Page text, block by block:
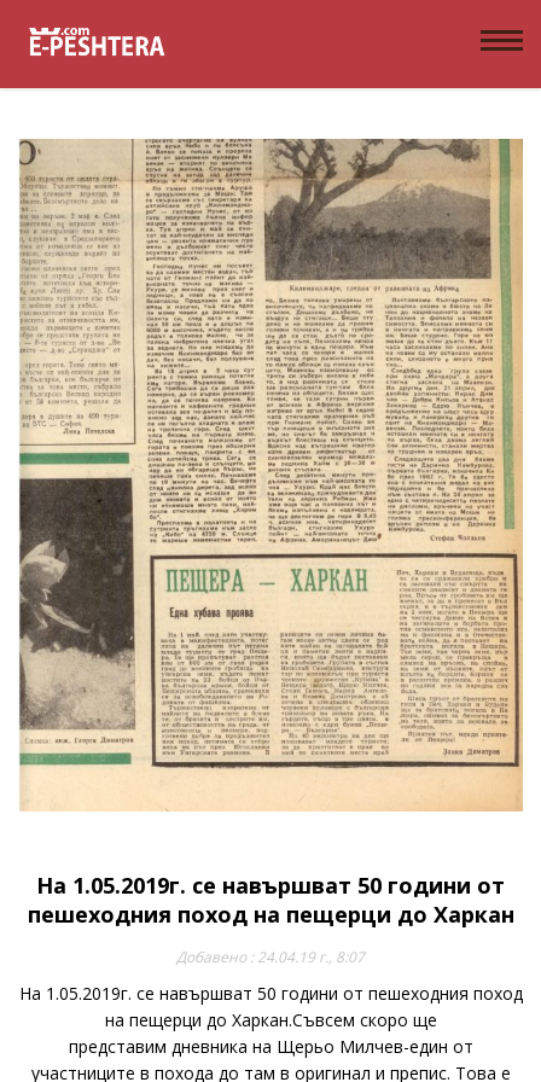
На 1.05.2019г. се навършват 50 години от
пешеходния поход на пещерци до Харкан
Добавено : 24.04.19 г., 8:07
На 1.05.2019г. се навършват 50 години от пешеходния поход
на пещерци до Харкан.Съвсем скоро ще
представим дневника на Щерьо Милчев-един от
участниците в похода до там в оригинал и препис. Това е